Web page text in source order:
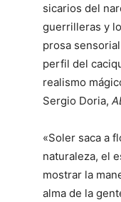
sicarios del
guerrilleras y
prosa
perfil del
realismo
Sergio Doria,
«Soler saca a
naturaleza, el
mostrar la
alma de la